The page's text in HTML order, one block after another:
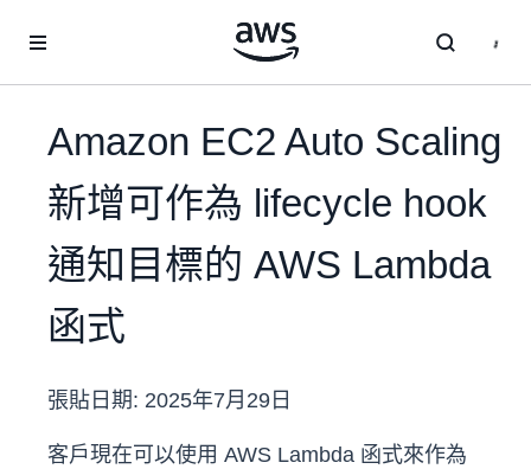
Amazon EC2 Auto Scaling
新增可作為 lifecycle hook
通知目標的 AWS Lambda
函式
張貼日期: 2025年7月29日
客戶現在可以使用 AWS Lambda 函式來作為